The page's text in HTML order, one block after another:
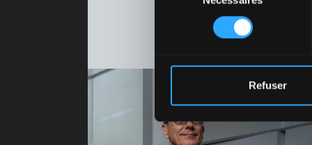
consentement
Refuser